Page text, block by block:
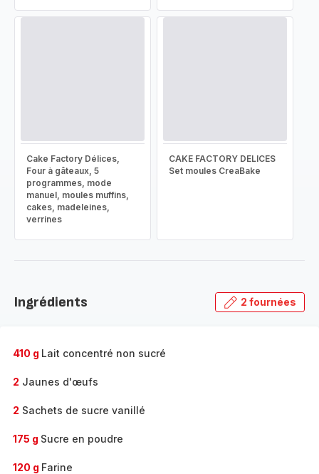
Cake Factory Délices,
Four à gâteaux, 5
programmes, mode
manuel, moules muffins,
cakes, madeleines,
verrines
CAKE FACTORY DELICES
Set moules CreaBake
Ingrédients 2 fournées
410 g Lait concentré non sucré
2 Jaunes d'œufs
2 Sachets de sucre vanillé
175 g Sucre en poudre
120 g Farine